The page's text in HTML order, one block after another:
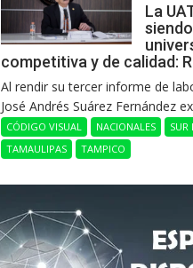
La
competitiva y de calidad:
Al rendir su tercer informe de
José Andrés Suárez Fernández
CÓDIGO VISUAL NACIONALES
SUR
TAMAULIPAS
TAMPICO